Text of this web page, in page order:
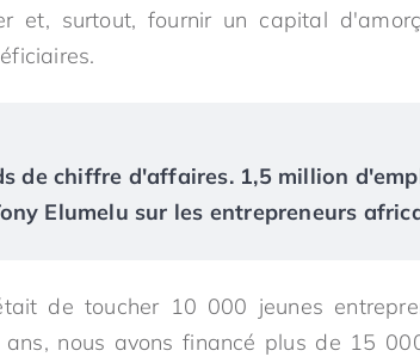
et, surtout, fournir un capital
de chiffre d'affaires. 1,5 million
Elumelu sur les entrepreneurs
de toucher 10 000 jeunes
ans, nous avons financé plus de 15